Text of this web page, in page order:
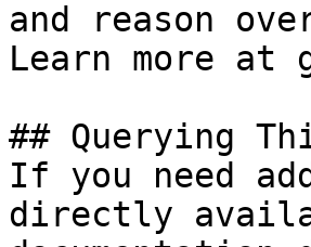
and reason
Learn more at
## Querying
If you need
directly